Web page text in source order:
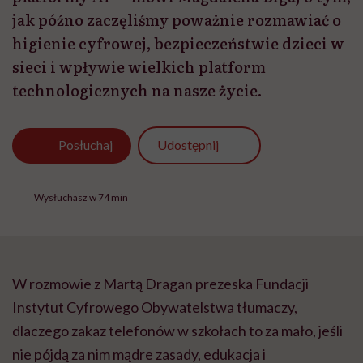
jak późno zaczęliśmy poważnie rozmawiać o
higienie cyfrowej, bezpieczeństwie dzieci w
sieci i wpływie wielkich platform
technologicznych na nasze życie.
Posłuchaj Udostępnij
Wysłuchasz w 74 min
W rozmowie z Martą Dragan prezeska Fundacji
Instytut Cyfrowego Obywatelstwa tłumaczy,
dlaczego zakaz telefonów w szkołach to za mało, jeśli
nie pójdą za nim mądre zasady, edukacja i